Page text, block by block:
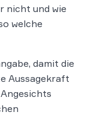
nicht und wie
welche
damit die
Aussagekraft